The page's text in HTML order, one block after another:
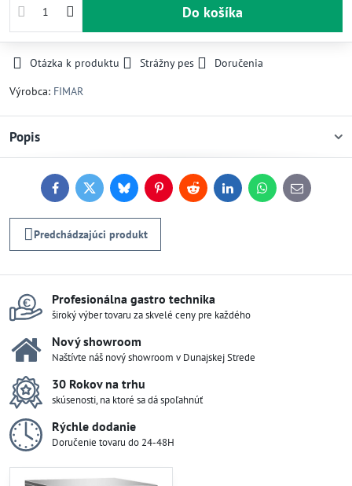
Do košíka
Otázka k produktu Strážny pes
Doručenia
Výrobca: FIMAR
Popis
FacebookTwitterBlueskyPinterestReddit LinkedInWhatsApp
E-
mail
Predchádzajúci produkt
Profesionálna gastro technika
široký výber tovaru za skvelé ceny pre každého
Nový showroom
Naštívte náš nový showroom v Dunajskej Strede
30 Rokov na trhu
skúsenosti, na ktoré sa dá spoľahnúť
Rýchle dodanie
Doručenie tovaru do 24-48H